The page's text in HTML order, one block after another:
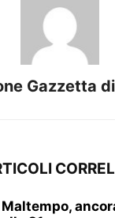
Gazzetta
Maltempo,